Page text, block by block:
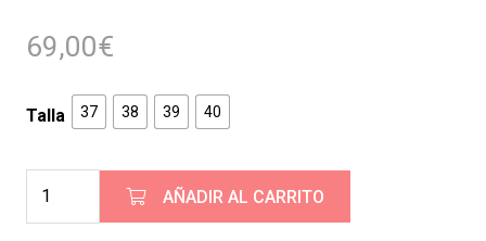
69,00€
Talla 37 38 39 40
AÑADIR AL CARRITO